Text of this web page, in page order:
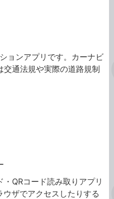
ョンアプリです。カーナビ
通法規や実際の道路規制
QRコード読み取りアプリ
ザでアクセスしたりする